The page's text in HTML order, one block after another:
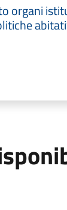
organi